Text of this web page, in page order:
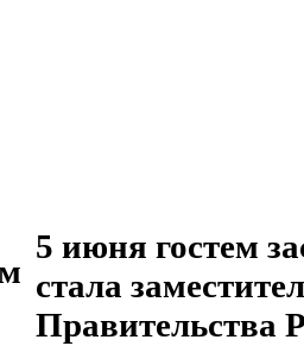
5 июня гостем
стала
Правительства